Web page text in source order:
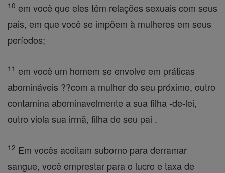
10 em você que eles têm relações sexuais com seus
pais, em que você se impõem à mulheres em seus
períodos;
11 em você um homem se envolve em práticas
abomináveis ??com a mulher do seu próximo, outro
contamina abominavelmente a sua filha -de-lei,
outro viola sua irmã, filha de seu pai .
12 Em vocês aceitam suborno para derramar
sangue, você emprestar para o lucro e taxa de